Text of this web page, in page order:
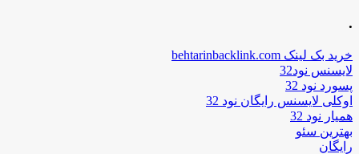
.
خرید بک لینک behtarinbacklink.com
لایسنس نود32
پسورد نود 32
اوکلی لایسنس رایگان نود 32
همیار نود 32
بهترین سئو
رایگان